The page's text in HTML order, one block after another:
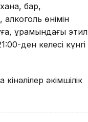
бар,
өнімін
құрамындағы этил
ден келесі күнгі
әкімшілік